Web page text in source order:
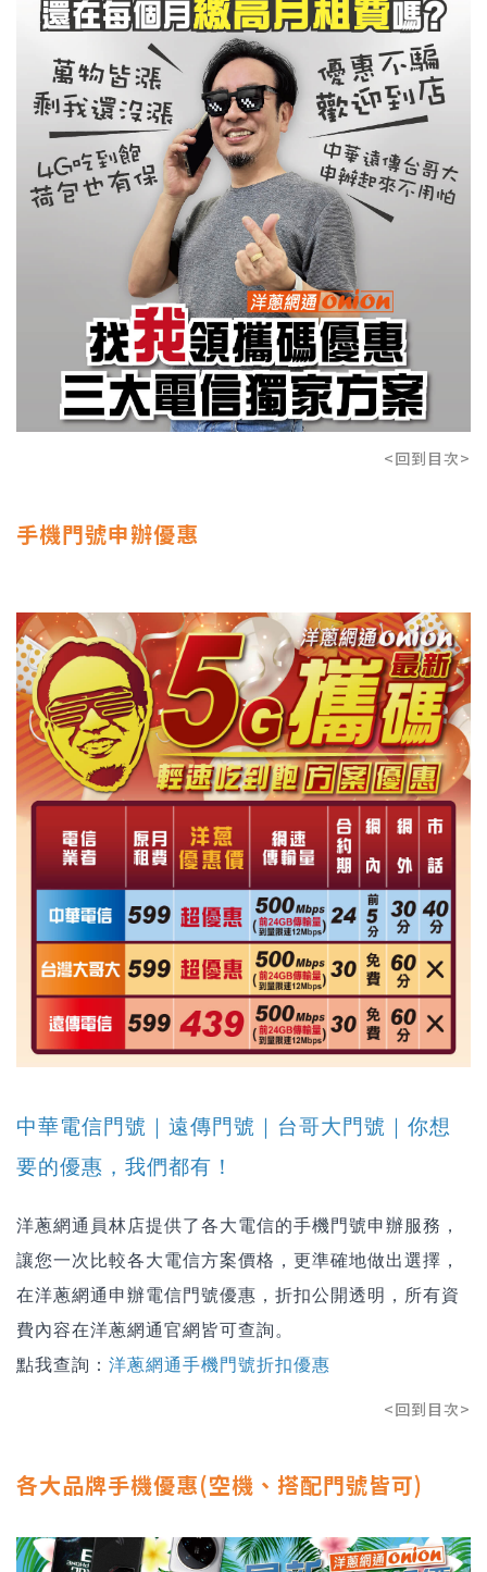
<回到目次>
手機門號申辦優惠
中華電信門號｜遠傳門號｜台哥大門號｜你想
要的優惠，我們都有！
洋蔥網通員林店提供了各大電信的手機門號申辦服務，
讓您一次比較各大電信方案價格，更準確地做出選擇，
在洋蔥網通申辦電信門號優惠，折扣公開透明，所有資
費內容在洋蔥網通官網皆可查詢。
點我查詢： 洋蔥網通手機門號折扣優惠
<回到目次>
各大品牌手機優惠(空機、搭配門號皆可)